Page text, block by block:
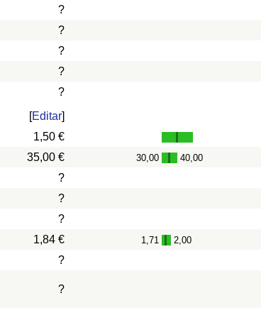
?
?
?
?
?
[Editar]
1,50 €
35,00 € 30,00 - 40,00
?
?
?
1,84 € 1,71 - 2,00
?
?